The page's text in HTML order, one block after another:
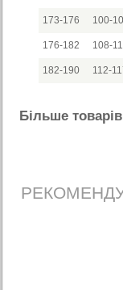
173-176 100-
176-182 108-
182-190 112-
Бiльше